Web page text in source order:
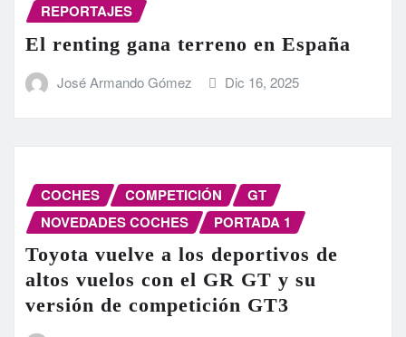
REPORTAJES
El renting gana terreno en España
José Armando Gómez Dic 16, 2025
COCHES COMPETICIÓN
GT
NOVEDADES COCHES
PORTADA 1
Toyota vuelve a los deportivos de
altos vuelos con el GR GT y su
versión de competición GT3